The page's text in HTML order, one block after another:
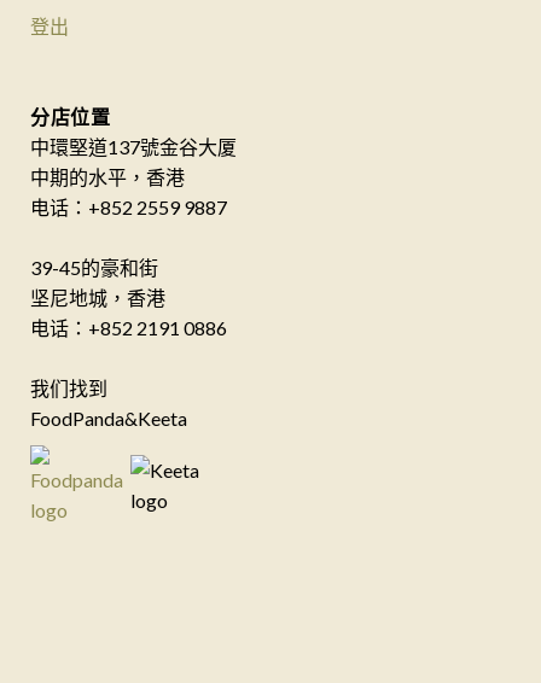
登出
分店位置
中環堅道137號金谷大厦
中期的水平，香港
电话：+852 2559 9887
39-45的豪和街
坚尼地城，香港
电话：+852 2191 0886
我们找到
FoodPanda&Keeta